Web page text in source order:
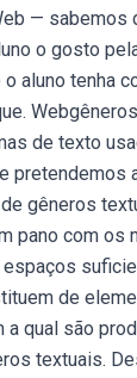
— sabemos
o gosto
aluno tenha
de texto
pretendemos
gêneros
pano com os
de
a qual são
textuais.